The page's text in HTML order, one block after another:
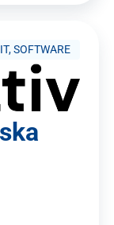
IT, SOFTWARE